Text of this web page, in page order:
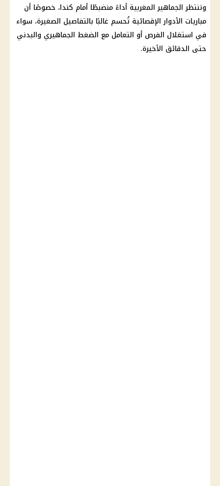
وتنتظر الجماهير المغربية أداءً منضبطًا أمام كندا، خصوصًا أن
مباريات الأدوار الإقصائية تُحسم غالبًا بالتفاصيل الصغيرة، سواء
في استغلال الفرص أو التعامل مع الضغط الجماهيري والبدني
حتى الدقائق الأخيرة.